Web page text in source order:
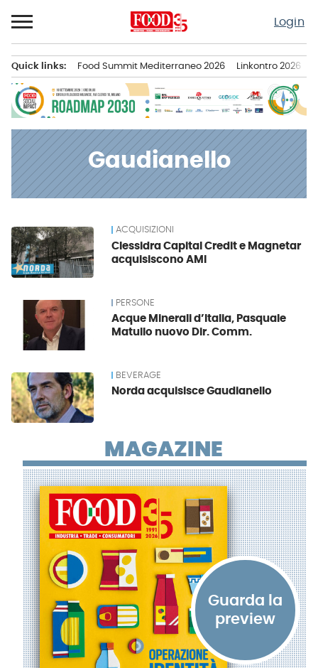
al
contenuto
Login
principale
Quick links: Food Summit Mediterraneo 2026 Linkontro 2026
Gaudianello
News ACQUISIZIONI
Clessidra Capital Credit e Magnetar
acquisiscono AMI
PERSONE
Acque Minerali d’Italia, Pasquale
Matullo nuovo Dir. Comm.
BEVERAGE
Norda acquisisce Gaudianello
MAGAZINE